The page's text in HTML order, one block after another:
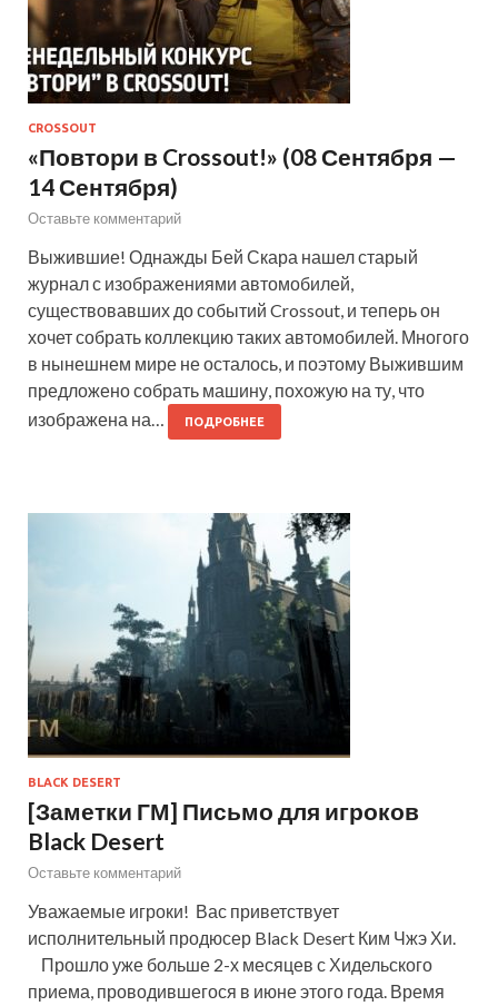
CROSSOUT
«Повтори в Crossout!» (08 Сентября —
14 Сентября)
Оставьте комментарий
Выжившие! Однажды Бей Скара нашел старый
журнал с изображениями автомобилей,
существовавших до событий Crossout, и теперь он
хочет собрать коллекцию таких автомобилей. Многого
в нынешнем мире не осталось, и поэтому Выжившим
предложено собрать машину, похожую на ту, что
изображена на…
ПОДРОБНЕЕ
BLACK DESERT
[Заметки ГМ] Письмо для игроков
Black Desert
Оставьте комментарий
Уважаемые игроки! Вас приветствует
исполнительный продюсер Black Desert Ким Чжэ Хи.
Прошло уже больше 2-х месяцев с Хидельского
приема, проводившегося в июне этого года. Время